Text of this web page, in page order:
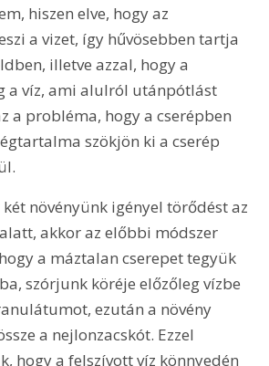
hiszen elve, hogy az
a vizet, így hűvösebben tartja
illetve azzal, hogy a
a víz, ami alulról utánpótlást
a probléma, hogy a cserépben
szökjön ki a cserép
két növényünk igényel törődést az
akkor az előbbi módszer
a máztalan cserepet tegyük
szórjunk köréje előzőleg vízbe
ezután a növény
a nejlonzacskót. Ezzel
hogy a felszívott víz könnyedén